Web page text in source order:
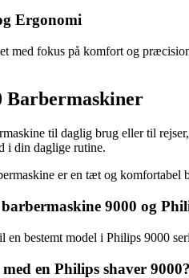
Ergonomi
med fokus på komfort og
Barbermaskiner
til daglig brug eller til
i din daglige rutine.
er en tæt og
9000 og
bestemt model i Philips 9000
en Philips shaver 9000?